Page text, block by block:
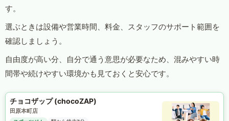
す。
選ぶときは設備や営業時間、料金、スタッフのサポート範囲を
確認しましょう。
自由度が高い分、自分で通う意思が必要なため、混みやすい時
間帯や続けやすい環境かも見ておくと安心です。
チョコザップ (chocoZAP)
田原本町店